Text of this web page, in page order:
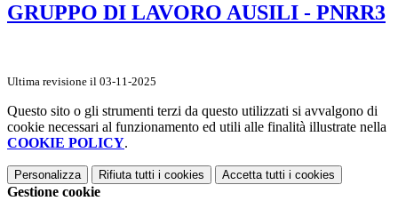
GRUPPO DI LAVORO AUSILI - PNRR3
Ultima revisione il 03-11-2025
Questo sito o gli strumenti terzi da questo utilizzati si avvalgono di
cookie necessari al funzionamento ed utili alle finalità illustrate nella
COOKIE POLICY.
Personalizza Rifiuta tutti i cookies Accetta tutti i cookies
Gestione cookie